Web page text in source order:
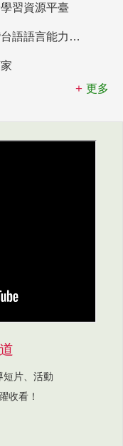
習資源平臺
臺灣台語語言能力認證網站
更多
短片、活動
收看！